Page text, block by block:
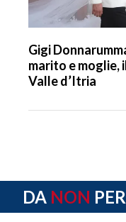
Gigi
marito e moglie,
Valle d’Itria
DA NON